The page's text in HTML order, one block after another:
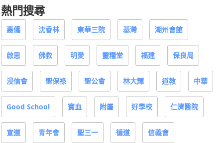
熱門搜尋
惠僑 沈香林 東華三院 基灣 潮州會館
啟思 佛教 明愛 靈糧堂 福建 保良局
浸信會 聖保祿 聖公會 林大輝 道教 中華
Good School 寶血 附屬 好學校 仁濟醫院
宣道 青年會 聖三一 循道 信義會